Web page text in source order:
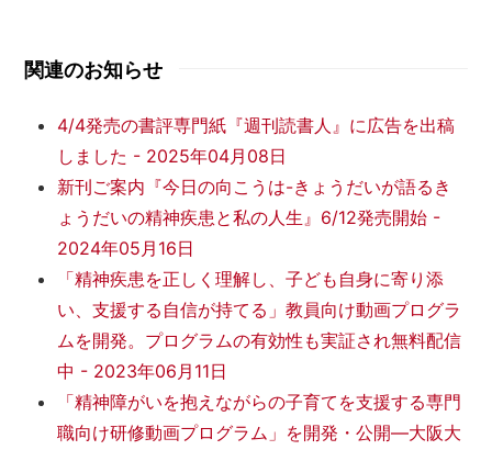
関連のお知らせ
4/4発売の書評専門紙『週刊読書人』に広告を出稿
しました - 2025年04月08日
新刊ご案内『今日の向こうは-きょうだいが語るき
ょうだいの精神疾患と私の人生』6/12発売開始 -
2024年05月16日
「精神疾患を正しく理解し、子ども自身に寄り添
い、支援する自信が持てる」教員向け動画プログラ
ムを開発。プログラムの有効性も実証され無料配信
中 - 2023年06月11日
「精神障がいを抱えながらの子育てを支援する専門
職向け研修動画プログラム」を開発・公開―大阪大